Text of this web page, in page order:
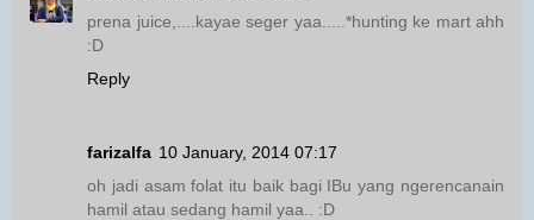
prena juice,....kayae seger yaa.....*hunting ke mart ahh
:D
Reply
farizalfa 10 January, 2014 07:17
oh jadi asam folat itu baik bagi IBu yang ngerencanain
hamil atau sedang hamil yaa.. :D